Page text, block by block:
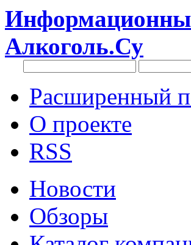
Алкоголь.Су
Расширенный
О проекте
RSS
Новости
Обзоры